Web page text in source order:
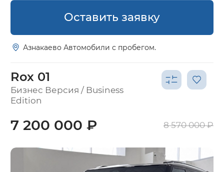
Оставить заявку
Азнакаево Автомобили с пробегом.
Rox 01
Бизнес Версия / Business
Edition
7 200 000 ₽ 8 570 000 ₽